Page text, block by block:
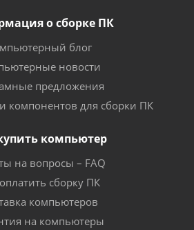
о сборке ПК
блог
новости
предложения
компонентов для сборки ПК
компьютер
на вопросы – FAQ
сборку ПК
компьютеров
на компьютеры